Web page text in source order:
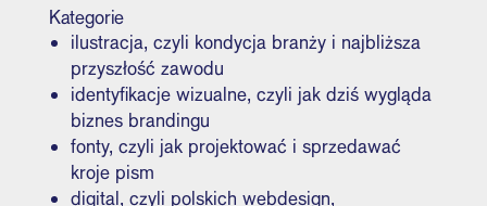
Kategorie
ilustracja, czyli kondycja branży i najbliższa
przyszłość zawodu
identyfikacje wizualne, czyli jak dziś wygląda
biznes brandingu
fonty, czyli jak projektować i sprzedawać
kroje pism
digital, czyli polskich webdesign,